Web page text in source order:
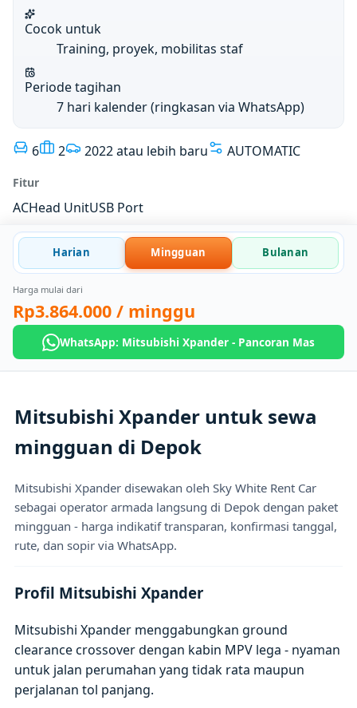
Cocok untuk
Training, proyek, mobilitas staf
Periode tagihan
7 hari kalender (ringkasan via WhatsApp)
6 2 2022 atau lebih baru AUTOMATIC
Fitur
ACHead UnitUSB Port
Harian Mingguan Bulanan
Harga mulai dari
Rp3.864.000 / minggu
WhatsApp: Mitsubishi Xpander - Pancoran Mas
Mitsubishi Xpander untuk sewa
mingguan di Depok
Mitsubishi Xpander disewakan oleh Sky White Rent Car
sebagai operator armada langsung di Depok dengan paket
mingguan - harga indikatif transparan, konfirmasi tanggal,
rute, dan sopir via WhatsApp.
Profil Mitsubishi Xpander
Mitsubishi Xpander menggabungkan ground
clearance crossover dengan kabin MPV lega - nyaman
untuk jalan perumahan yang tidak rata maupun
perjalanan tol panjang.